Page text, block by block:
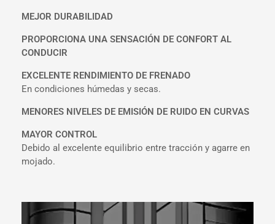
MEJOR DURABILIDAD
PROPORCIONA UNA SENSACIÓN DE CONFORT AL
CONDUCIR
EXCELENTE RENDIMIENTO DE FRENADO
En condiciones húmedas y secas.
MENORES NIVELES DE EMISIÓN DE RUIDO EN CURVAS
MAYOR CONTROL
Debido al excelente equilibrio entre tracción y agarre en
mojado.